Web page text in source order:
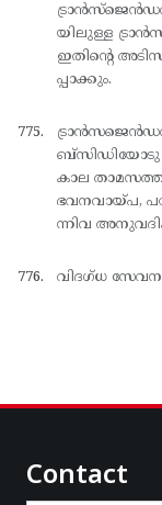
യിലുള്ള
ഇതിന്റെ
പ്പാക്കും.
ബ്സിഡിയോടു
കാല
ഭവനവായ്പ,
ന്നിവ
വിദഗ്ധ
Contact